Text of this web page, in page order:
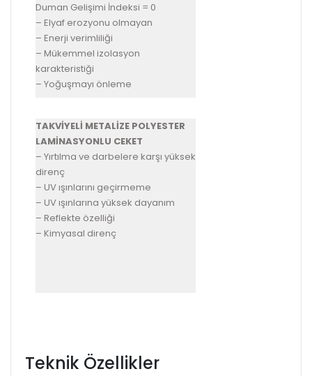
Duman Gelişimi İndeksi = 0
– Elyaf erozyonu olmayan
– Enerji verimliliği
– Mükemmel izolasyon
karakteristiği
– Yoğuşmayı önleme
TAKVİYELİ METALİZE POLYESTER
LAMİNASYONLU CEKET
– Yırtılma ve darbelere karşı yüksek
direnç
– UV ışınlarını geçirmeme
– UV ışınlarına yüksek dayanım
– Reflekte özelliği
– Kimyasal direnç
Teknik Özellikler